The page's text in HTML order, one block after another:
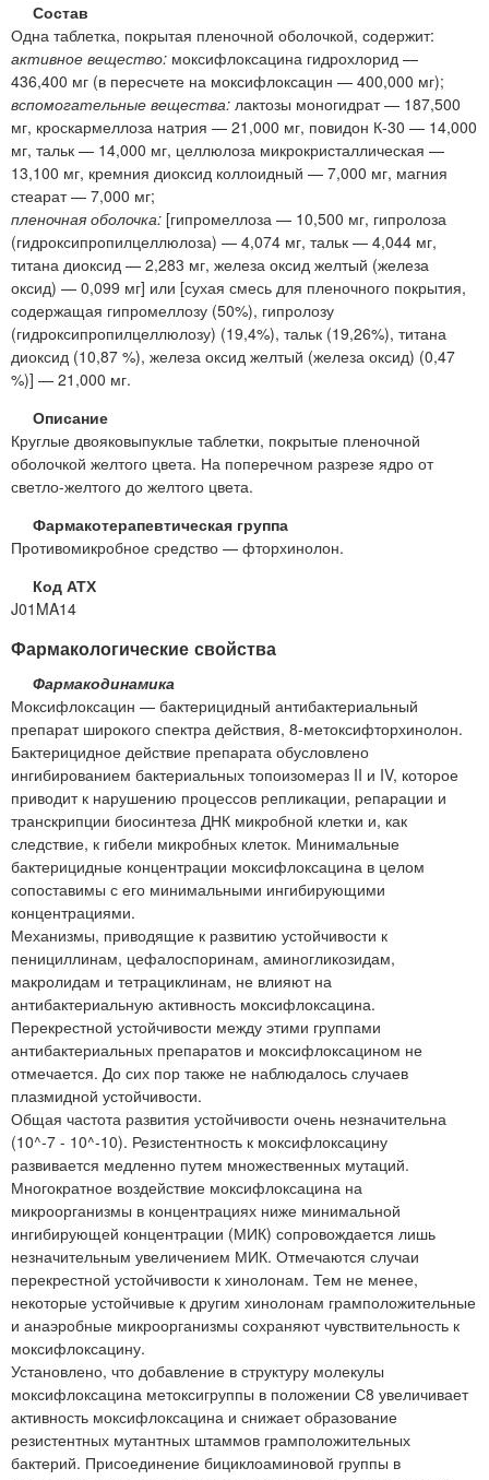
Состав
Одна таблетка, покрытая пленочной оболочкой, содержит:
активное вещество: моксифлоксацина гидрохлорид —
436,400 мг (в пересчете на моксифлоксацин — 400,000 мг);
вспомогательные вещества: лактозы моногидрат — 187,500
мг, кроскармеллоза натрия — 21,000 мг, повидон К-30 — 14,000
мг, тальк — 14,000 мг, целлюлоза микрокристаллическая —
13,100 мг, кремния диоксид коллоидный — 7,000 мг, магния
стеарат — 7,000 мг;
пленочная оболочка: [гипромеллоза — 10,500 мг, гипролоза
(гидроксипропилцеллюлоза) — 4,074 мг, тальк — 4,044 мг,
титана диоксид — 2,283 мг, железа оксид желтый (железа
оксид) — 0,099 мг] или [сухая смесь для пленочного покрытия,
содержащая гипромеллозу (50%), гипролозу
(гидроксипропилцеллюлозу) (19,4%), тальк (19,26%), титана
диоксид (10,87 %), железа оксид желтый (железа оксид) (0,47
%)] — 21,000 мг.
Описание
Круглые двояковыпуклые таблетки, покрытые пленочной
оболочкой желтого цвета. На поперечном разрезе ядро от
светло-желтого до желтого цвета.
Фармакотерапевтическая группа
Противомикробное средство — фторхинолон.
Код АТХ
J01MA14
Фармакологические свойства
Фармакодинамика
Моксифлоксацин — бактерицидный антибактериальный
препарат широкого спектра действия, 8-метоксифторхинолон.
Бактерицидное действие препарата обусловлено
ингибированием бактериальных топоизомераз II и IV, которое
приводит к нарушению процессов репликации, репарации и
транскрипции биосинтеза ДНК микробной клетки и, как
следствие, к гибели микробных клеток. Минимальные
бактерицидные концентрации моксифлоксацина в целом
сопоставимы с его минимальными ингибирующими
концентрациями.
Механизмы, приводящие к развитию устойчивости к
пенициллинам, цефалоспоринам, аминогликозидам,
макролидам и тетрациклинам, не влияют на
антибактериальную активность моксифлоксацина.
Перекрестной устойчивости между этими группами
антибактериальных препаратов и моксифлоксацином не
отмечается. До сих пор также не наблюдалось случаев
плазмидной устойчивости.
Общая частота развития устойчивости очень незначительна
(10^-7 - 10^-10). Резистентность к моксифлоксацину
развивается медленно путем множественных мутаций.
Многократное воздействие моксифлоксацина на
микроорганизмы в концентрациях ниже минимальной
ингибирующей концентрации (МИК) сопровождается лишь
незначительным увеличением МИК. Отмечаются случаи
перекрестной устойчивости к хинолонам. Тем не менее,
некоторые устойчивые к другим хинолонам грамположительные
и анаэробные микроорганизмы сохраняют чувствительность к
моксифлоксацину.
Установлено, что добавление в структуру молекулы
моксифлоксацина метоксигруппы в положении С8 увеличивает
активность моксифлоксацина и снижает образование
резистентных мутантных штаммов грамположительных
бактерий. Присоединение бициклоаминовой группы в